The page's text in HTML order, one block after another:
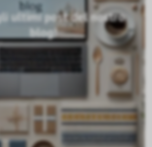
ultimi post del nostro
blog!